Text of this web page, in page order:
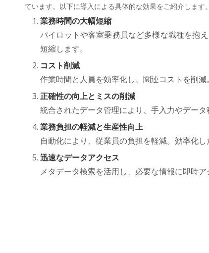
ています。以下に導入による具体的な効果をご紹介します。
業務時間の大幅短縮
パイロットや客室乗務員など多様な職種を抱
短縮します。
コスト削減
作業時間と人員を効率化し、関連コストを削
正確性の向上とミスの削減
統合されたデータ管理により、手入力やデー
業務負担の軽減と生産性向上
自動化により、従業員の負担を軽減。効率化
迅速なデータアクセス
メタデータ検索を活用し、必要な情報に即時